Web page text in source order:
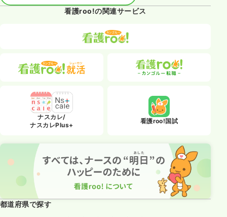
看護roo!の関連サービス
ナスカレ/
ナスカレPlus+
看護roo!国試
都道府県で探す